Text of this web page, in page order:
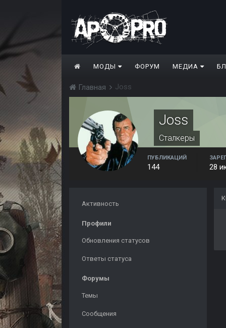
МОДЫ ФОРУМ МЕДИА
Главная Joss
Joss
Сталкеры
ПУБЛИКАЦИЙ
144 28
Активность
Профили
Обновления статусов
Ответы статуса
Форумы
Темы
Сообщения